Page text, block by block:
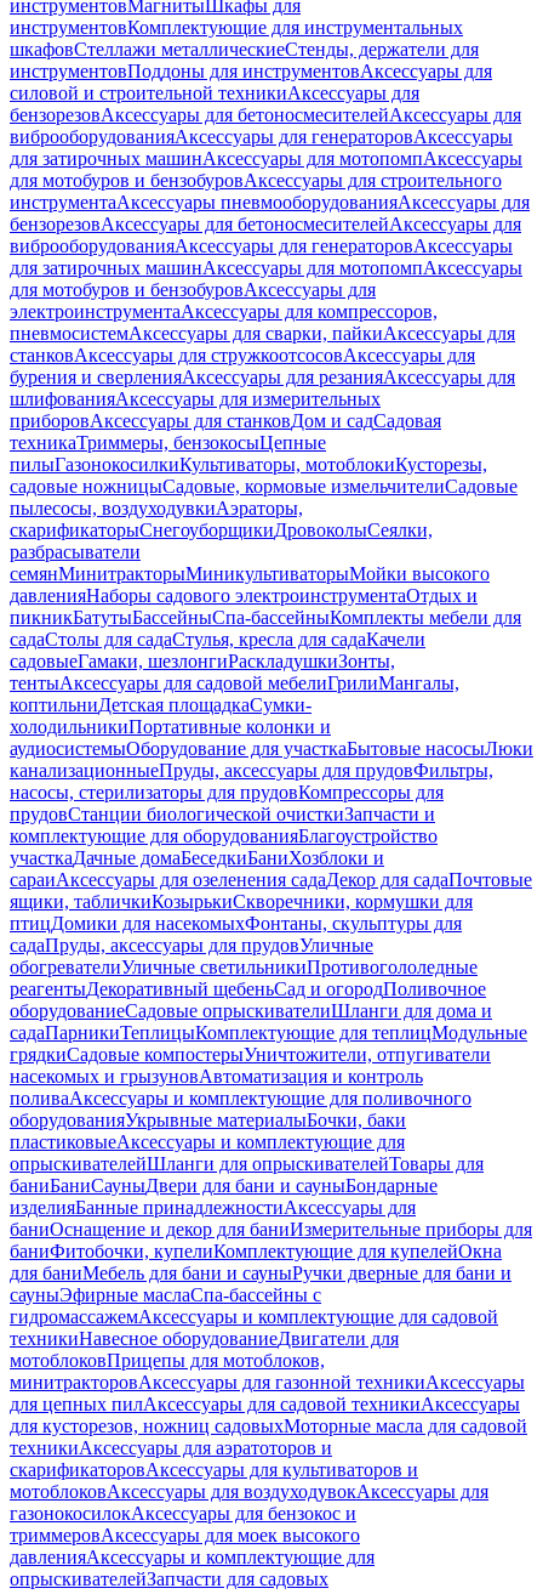
инструментовМагнитыШкафы для
инструментовКомплектующие для инструментальных
шкафовСтеллажи металлическиеСтенды, держатели для
инструментовПоддоны для инструментовАксессуары для
силовой и строительной техникиАксессуары для
бензорезовАксессуары для бетоносмесителейАксессуары для
виброоборудованияАксессуары для генераторовАксессуары
для затирочных машинАксессуары для мотопомпАксессуары
для мотобуров и бензобуровАксессуары для строительного
инструментаАксессуары пневмооборудованияАксессуары для
бензорезовАксессуары для бетоносмесителейАксессуары для
виброоборудованияАксессуары для генераторовАксессуары
для затирочных машинАксессуары для мотопомпАксессуары
для мотобуров и бензобуровАксессуары для
электроинструментаАксессуары для компрессоров,
пневмосистемАксессуары для сварки, пайкиАксессуары для
станковАксессуары для стружкоотсосовАксессуары для
бурения и сверленияАксессуары для резанияАксессуары для
шлифованияАксессуары для измерительных
приборовАксессуары для станковДом и садСадовая
техникаТриммеры, бензокосыЦепные
пилыГазонокосилкиКультиваторы, мотоблокиКусторезы,
садовые ножницыСадовые, кормовые измельчителиСадовые
пылесосы, воздуходувкиАэраторы,
скарификаторыСнегоуборщикиДровоколыСеялки,
разбрасыватели
семянМинитракторыМиникультиваторыМойки высокого
давленияНаборы садового электроинструментаОтдых и
пикникБатутыБассейныСпа-бассейныКомплекты мебели для
садаСтолы для садаСтулья, кресла для садаКачели
садовыеГамаки, шезлонгиРаскладушкиЗонты,
тентыАксессуары для садовой мебелиГрилиМангалы,
коптильниДетская площадкаСумки-
холодильникиПортативные колонки и
аудиосистемыОборудование для участкаБытовые насосыЛюки
канализационныеПруды, аксессуары для прудовФильтры,
насосы, стерилизаторы для прудовКомпрессоры для
прудовСтанции биологической очисткиЗапчасти и
комплектующие для оборудованияБлагоустройство
участкаДачные домаБеседкиБаниХозблоки и
сараиАксессуары для озеленения садаДекор для садаПочтовые
ящики, табличкиКозырькиСкворечники, кормушки для
птицДомики для насекомыхФонтаны, скульптуры для
садаПруды, аксессуары для прудовУличные
обогревателиУличные светильникиПротивогололедные
реагентыДекоративный щебеньСад и огородПоливочное
оборудованиеСадовые опрыскивателиШланги для дома и
садаПарникиТеплицыКомплектующие для теплицМодульные
грядкиСадовые компостерыУничтожители, отпугиватели
насекомых и грызуновАвтоматизация и контроль
поливаАксессуары и комплектующие для поливочного
оборудованияУкрывные материалыБочки, баки
пластиковыеАксессуары и комплектующие для
опрыскивателейШланги для опрыскивателейТовары для
баниБаниСауныДвери для бани и сауныБондарные
изделияБанные принадлежностиАксессуары для
баниОснащение и декор для баниИзмерительные приборы для
баниФитобочки, купелиКомплектующие для купелейОкна
для баниМебель для бани и сауныРучки дверные для бани и
сауныЭфирные маслаСпа-бассейны с
гидромассажемАксессуары и комплектующие для садовой
техникиНавесное оборудованиеДвигатели для
мотоблоковПрицепы для мотоблоков,
минитракторовАксессуары для газонной техникиАксессуары
для цепных пилАксессуары для садовой техникиАксессуары
для кусторезов, ножниц садовыхМоторные масла для садовой
техникиАксессуары для аэратоторов и
скарификаторовАксессуары для культиваторов и
мотоблоковАксессуары для воздуходувокАксессуары для
газонокосилокАксессуары для бензокос и
триммеровАксессуары для моек высокого
давленияАксессуары и комплектующие для
опрыскивателейЗапчасти для садовых